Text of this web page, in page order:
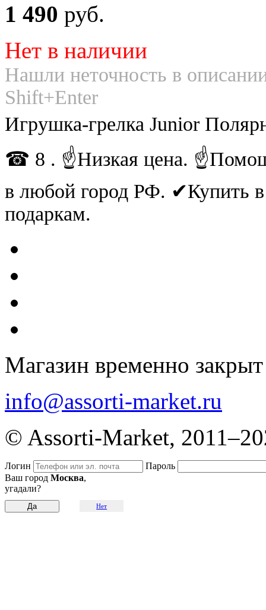
1 490 руб.
Нет в наличии
Нашли неточность в
Shift+Enter
Игрушка-грелка Junior
☎ 8 . ☝Низкая цена.
в любой город РФ.
подаркам.
Магазин временно закрыт
info@assorti-market.ru
© Assorti-Market,
Логин
Пароль
Ваш город Москва,
угадали?
Нет